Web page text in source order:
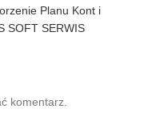
Planu Kont i
SOFT SERWIS
komentarz.